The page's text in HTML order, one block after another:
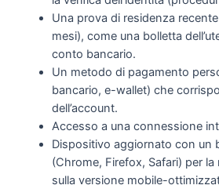
Una prova di residenza
mesi), come una bolletta
conto bancario.
Un metodo di pagamento
bancario, e-wallet) che
dell’account.
Accesso a una connessione
Dispositivo aggiornato con un
(Chrome, Firefox, Safari) per
sulla versione mobile-